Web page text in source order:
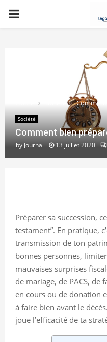
PRIMARY
Comment
Société
Comment bien
by Journal 13 juillet 2020
Préparer sa succession,
testament”. En pratique,
transmission de ton
bonnes personnes,
mauvaises surprises
de mariage, de PACS,
en cours ou de donation
à faire bien avant le
joue l’efficacité de ta